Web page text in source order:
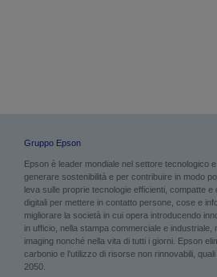
Gruppo Epson
Epson è leader mondiale nel settore tecnologico
generare sostenibilità e per contribuire in modo
leva sulle proprie tecnologie efficienti, compatte
digitali per mettere in contatto persone, cose e
migliorare la società in cui opera introducendo
in ufficio, nella stampa commerciale e industriale,
imaging nonché nella vita di tutti i giorni. Epson
carbonio e l’utilizzo di risorse non rinnovabili,
2050.